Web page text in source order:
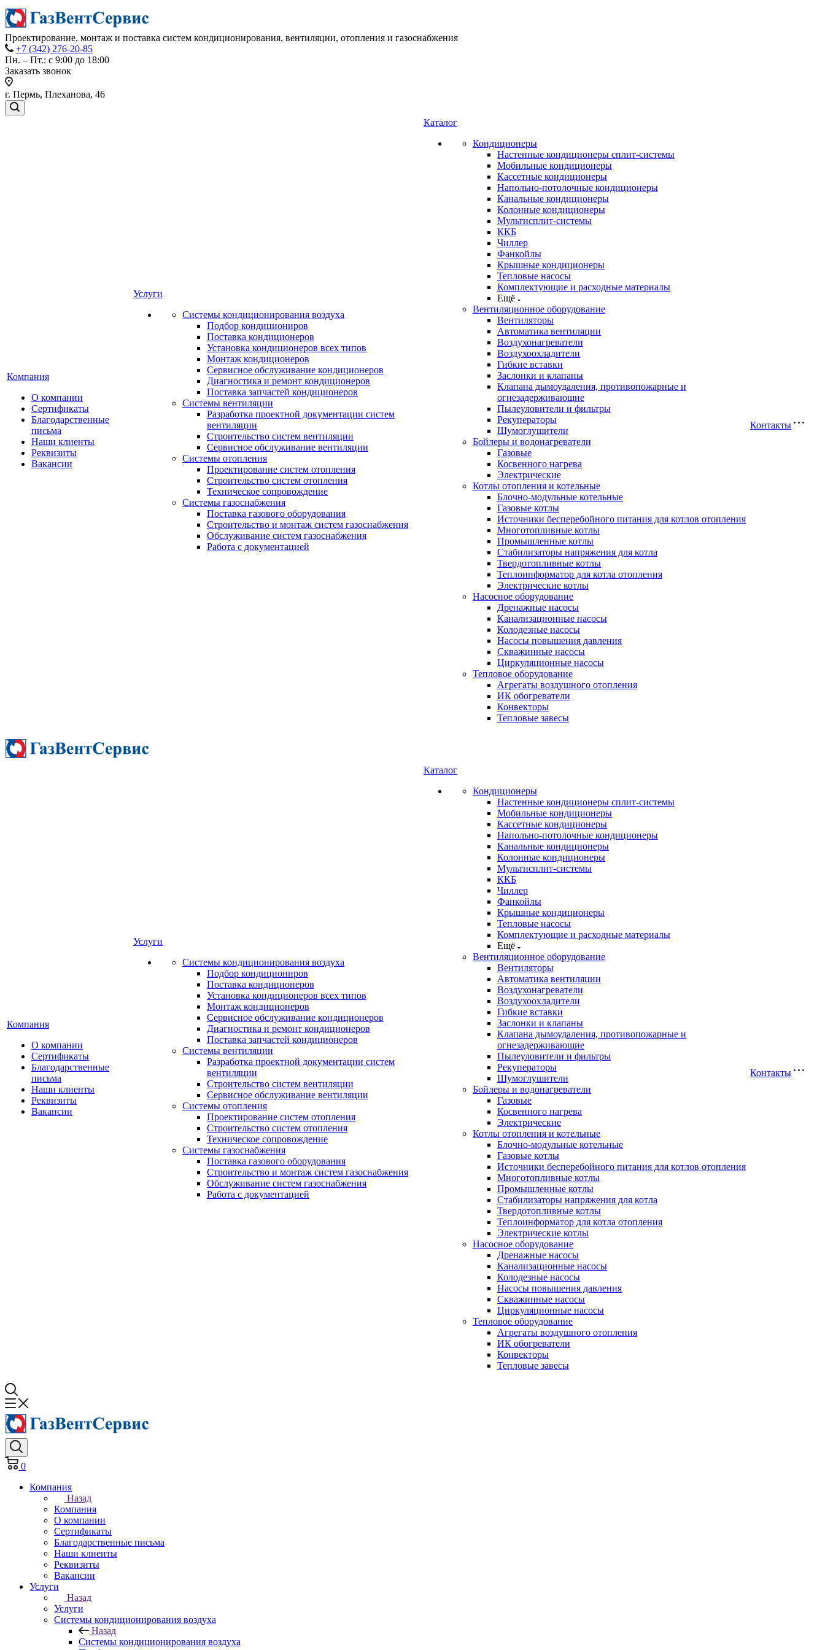
Проектирование, монтаж и поставка систем кондиционирования, вентиляции, отопления и газоснабжения
+7 (342) 276-20-85
Пн. – Пт.: с 9:00 до 18:00
Заказать звонок
г. Пермь, Плеханова, 46
Компания
О компании
Сертификаты
Благодарственные
письма
Наши клиенты
Реквизиты
Вакансии
Услуги
Системы кондиционирования воздуха
Подбор кондициониров
Поставка кондиционеров
Установка кондиционеров всех типов
Монтаж кондиционеров
Сервисное обслуживание кондиционеров
Диагностика и ремонт кондиционеров
Поставка запчастей кондиционеров
Системы вентиляции
Разработка проектной документации систем
вентиляции
Строительство систем вентиляции
Сервисное обслуживание вентиляции
Системы отопления
Проектирование систем отопления
Строительство систем отопления
Техническое сопровождение
Системы газоснабжения
Поставка газового оборудования
Строительство и монтаж систем газоснабжения
Обслуживание систем газоснабжения
Работа с документацией
Каталог
Кондиционеры
Настенные кондиционеры сплит-системы
Мобильные кондиционеры
Кассетные кондиционеры
Напольно-потолочные кондиционеры
Канальные кондиционеры
Колонные кондиционеры
Мультисплит-системы
ККБ
Чиллер
Фанкойлы
Крышные кондиционеры
Тепловые насосы
Комплектующие и расходные материалы
Ещё
Вентиляционное оборудование
Вентиляторы
Автоматика вентиляции
Воздухонагреватели
Воздухоохладители
Гибкие вставки
Заслонки и клапаны
Клапана дымоудаления, противопожарные и
огнезадерживающие
Пылеуловители и фильтры
Рекуператоры
Шумоглушители
Бойлеры и водонагреватели
Газовые
Косвенного нагрева
Электрические
Котлы отопления и котельные
Блочно-модульные котельные
Газовые котлы
Источники бесперебойного питания для котлов отопления
Многотопливные котлы
Промышленные котлы
Стабилизаторы напряжения для котла
Твердотопливные котлы
Теплоинформатор для котла отопления
Электрические котлы
Насосное оборудование
Дренажные насосы
Канализационные насосы
Колодезные насосы
Насосы повышения давления
Скважинные насосы
Циркуляционные насосы
Тепловое оборудование
Агрегаты воздушного отопления
ИК обогреватели
Конвекторы
Тепловые завесы
Контакты
Компания
О компании
Сертификаты
Благодарственные
письма
Наши клиенты
Реквизиты
Вакансии
Услуги
Системы кондиционирования воздуха
Подбор кондициониров
Поставка кондиционеров
Установка кондиционеров всех типов
Монтаж кондиционеров
Сервисное обслуживание кондиционеров
Диагностика и ремонт кондиционеров
Поставка запчастей кондиционеров
Системы вентиляции
Разработка проектной документации систем
вентиляции
Строительство систем вентиляции
Сервисное обслуживание вентиляции
Системы отопления
Проектирование систем отопления
Строительство систем отопления
Техническое сопровождение
Системы газоснабжения
Поставка газового оборудования
Строительство и монтаж систем газоснабжения
Обслуживание систем газоснабжения
Работа с документацией
Каталог
Кондиционеры
Настенные кондиционеры сплит-системы
Мобильные кондиционеры
Кассетные кондиционеры
Напольно-потолочные кондиционеры
Канальные кондиционеры
Колонные кондиционеры
Мультисплит-системы
ККБ
Чиллер
Фанкойлы
Крышные кондиционеры
Тепловые насосы
Комплектующие и расходные материалы
Ещё
Вентиляционное оборудование
Вентиляторы
Автоматика вентиляции
Воздухонагреватели
Воздухоохладители
Гибкие вставки
Заслонки и клапаны
Клапана дымоудаления, противопожарные и
огнезадерживающие
Пылеуловители и фильтры
Рекуператоры
Шумоглушители
Бойлеры и водонагреватели
Газовые
Косвенного нагрева
Электрические
Котлы отопления и котельные
Блочно-модульные котельные
Газовые котлы
Источники бесперебойного питания для котлов отопления
Многотопливные котлы
Промышленные котлы
Стабилизаторы напряжения для котла
Твердотопливные котлы
Теплоинформатор для котла отопления
Электрические котлы
Насосное оборудование
Дренажные насосы
Канализационные насосы
Колодезные насосы
Насосы повышения давления
Скважинные насосы
Циркуляционные насосы
Тепловое оборудование
Агрегаты воздушного отопления
ИК обогреватели
Конвекторы
Тепловые завесы
Контакты
0
Компания
Назад
Компания
О компании
Сертификаты
Благодарственные письма
Наши клиенты
Реквизиты
Вакансии
Услуги
Назад
Услуги
Системы кондиционирования воздуха
Назад
Системы кондиционирования воздуха